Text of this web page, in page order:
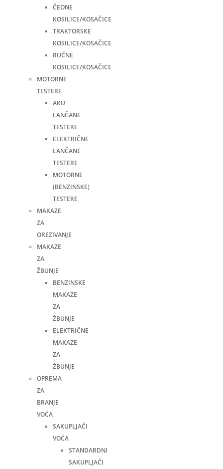
ČEONE
KOSILICE/KOSAČICE
TRAKTORSKE
KOSILICE/KOSAČICE
RUČNE
KOSILICE/KOSAČICE
MOTORNE
TESTERE
AKU
LANČANE
TESTERE
ELEKTRIČNE
LANČANE
TESTERE
MOTORNE
(BENZINSKE)
TESTERE
MAKAZE
ZA
OREZIVANJE
MAKAZE
ZA
ŽBUNJE
BENZINSKE
MAKAZE
ZA
ŽBUNJE
ELEKTRIČNE
MAKAZE
ZA
ŽBUNJE
OPREMA
ZA
BRANJE
VOĆA
SAKUPLJAČI
VOĆA
STANDARDNI
SAKUPLJAČI